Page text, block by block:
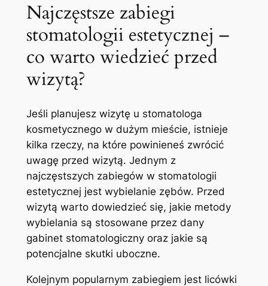
Najczęstsze zabiegi
stomatologii estetycznej⁤ –
co warto wiedzieć ‍przed
‌wizytą?
Jeśli planujesz wizytę‍ u stomatologa
kosmetycznego w ‌dużym ​mieście, istnieje
kilka rzeczy, na które powinieneś zwrócić
uwagę przed wizytą. Jednym z
najczęstszych zabiegów w stomatologii
⁣estetycznej jest wybielanie ⁢zębów. ​Przed
wizytą warto dowiedzieć się, ​jakie metody ​
wybielania ​są stosowane ⁤przez dany
gabinet stomatologiczny oraz ⁤jakie są
potencjalne skutki uboczne.
Kolejnym popularnym zabiegiem jest​ licówki